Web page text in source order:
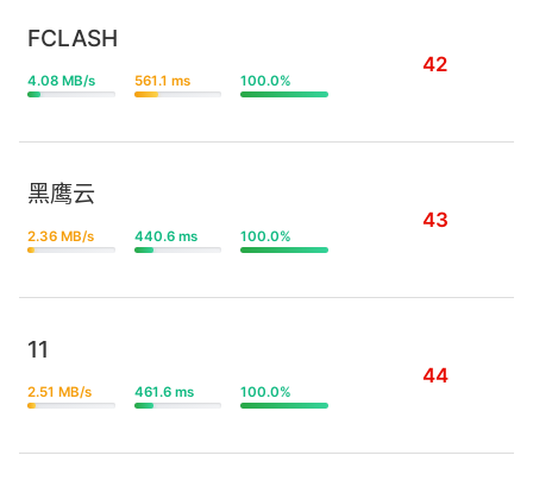
FCLASH
4.08 MB/s 561.1 ms 100.0%
42
黑鹰云
2.36 MB/s 440.6 ms 100.0%
43
11
2.51 MB/s 461.6 ms 100.0%
44